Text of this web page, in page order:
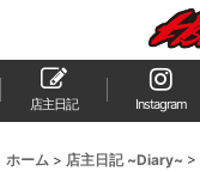
店主日記 Instagram
ホーム > 店主日記 ~Diary~ >